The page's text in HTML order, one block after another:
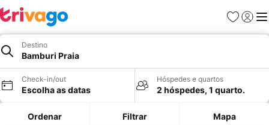
Favoritos
Iniciar
Destino
Bamburi Praia
Check-in/out
Escolha as datas
Hóspedes e quartos
2 hóspedes, 1 quarto.
Ordenar Filtrar Mapa